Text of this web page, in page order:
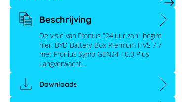
Beschrijving
De visie van Fronius "24 uur zon" begint
hier: BYD Battery-Box Premium HVS 7.7
met Fronius Symo GEN24 10.0 Plus
Langverwacht…
Downloads